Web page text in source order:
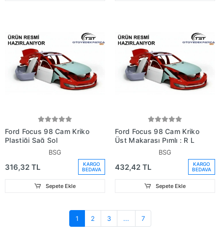
Ford Focus 98 Cam Kriko
Plastiği Sağ Sol
BSG
316,32 TL
KARGO
BEDAVA
Sepete Ekle
Ford Focus 98 Cam Kriko
Üst Makarası Pımlı : R L
BSG
432,42 TL
KARGO
BEDAVA
Sepete Ekle
1 2 3 ... 7